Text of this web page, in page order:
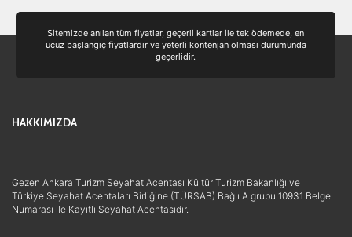
Sitemizde anılan tüm fiyatlar, geçerli kartlar ile tek ödemede, en
ucuz başlangıç fiyatlardır ve yeterli kontenjan olması durumunda
geçerlidir.
HAKKIMIZDA
Gezen Ankara Turizm Seyahat Acentası Kültür Turizm Bakanlığı ve
Türkiye Seyahat Acentaları Birliğine (TÜRSAB) Bağlı A grubu 10931 Belge
Numarası ile Kayıtlı Seyahat Acentasıdır.